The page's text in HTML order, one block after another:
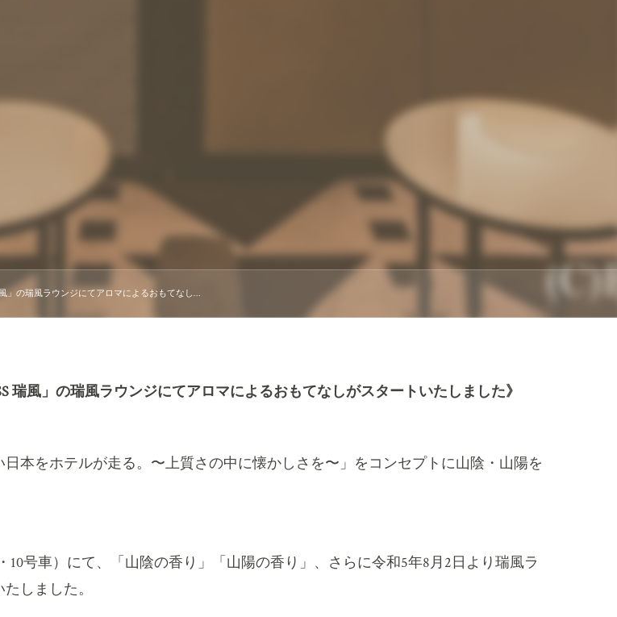
」の瑞風ラウンジにてアロマによるおもてなし…
瑞風」の瑞風ラウンジにてアロマによるおもてなしがスタートいたしました》
本をホテルが走る。〜上質さの中に懐かしさを〜」をコンセプトに山陰・山陽を
・ 10号車）にて、「山陰の香り」「山陽の香り」、さらに令和5年8月 2日より瑞風ラ
しました。